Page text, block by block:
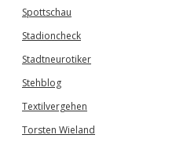
Spottschau
Stadioncheck
Stadtneurotiker
Stehblog
Textilvergehen
Torsten Wieland